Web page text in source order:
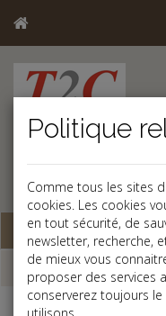
Base documentaire
Dépêches
Comme tous les sites
cookies. Les cookies
en tout sécurité, de
newsletter, recherche,
de mieux vous
proposer des services
conserverez toujours